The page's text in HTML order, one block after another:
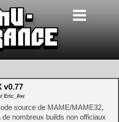
v0.77
Eric_Aw
source de MAME/MAME32,
nombreux builds non officiaux